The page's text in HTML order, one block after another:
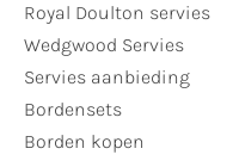
Royal Doulton servies
Wedgwood Servies
Servies aanbieding
Bordensets
Borden kopen